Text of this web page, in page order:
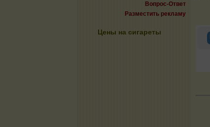
Вопрос-Ответ
Разместить рекламу
Цены на сигареты